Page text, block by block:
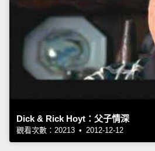
Dick & Rick Hoyt：父子情深
觀看次數：20213 • 2012-12-12